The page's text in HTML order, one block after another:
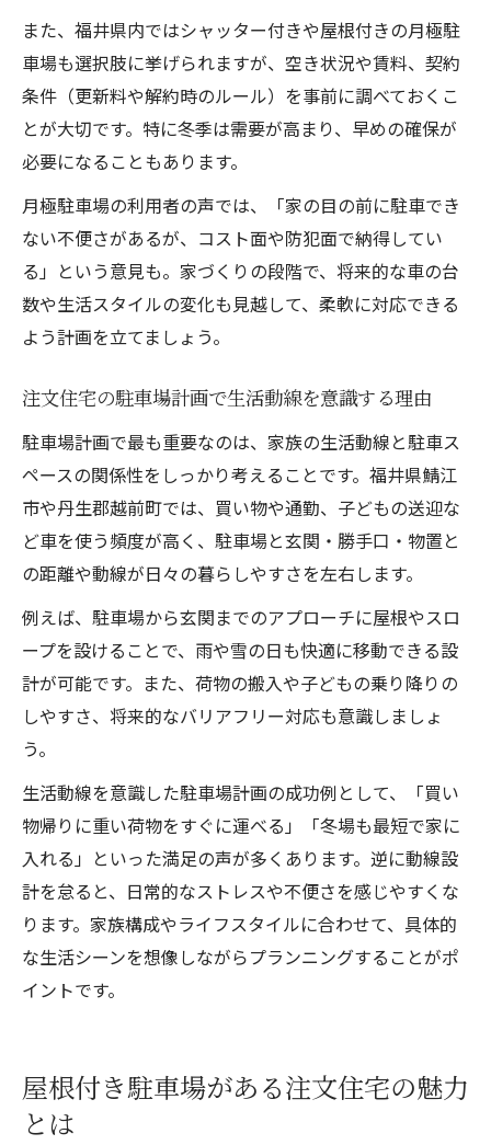
また、福井県内ではシャッター付きや屋根付きの月極駐
車場も選択肢に挙げられますが、空き状況や賃料、契約
条件（更新料や解約時のルール）を事前に調べておくこ
とが大切です。特に冬季は需要が高まり、早めの確保が
必要になることもあります。
月極駐車場の利用者の声では、「家の目の前に駐車でき
ない不便さがあるが、コスト面や防犯面で納得してい
る」という意見も。家づくりの段階で、将来的な車の台
数や生活スタイルの変化も見越して、柔軟に対応できる
よう計画を立てましょう。
注文住宅の駐車場計画で生活動線を意識する理由
駐車場計画で最も重要なのは、家族の生活動線と駐車ス
ペースの関係性をしっかり考えることです。福井県鯖江
市や丹生郡越前町では、買い物や通勤、子どもの送迎な
ど車を使う頻度が高く、駐車場と玄関・勝手口・物置と
の距離や動線が日々の暮らしやすさを左右します。
例えば、駐車場から玄関までのアプローチに屋根やスロ
ープを設けることで、雨や雪の日も快適に移動できる設
計が可能です。また、荷物の搬入や子どもの乗り降りの
しやすさ、将来的なバリアフリー対応も意識しましょ
う。
生活動線を意識した駐車場計画の成功例として、「買い
物帰りに重い荷物をすぐに運べる」「冬場も最短で家に
入れる」といった満足の声が多くあります。逆に動線設
計を怠ると、日常的なストレスや不便さを感じやすくな
ります。家族構成やライフスタイルに合わせて、具体的
な生活シーンを想像しながらプランニングすることがポ
イントです。
屋根付き駐車場がある注文住宅の魅力
とは